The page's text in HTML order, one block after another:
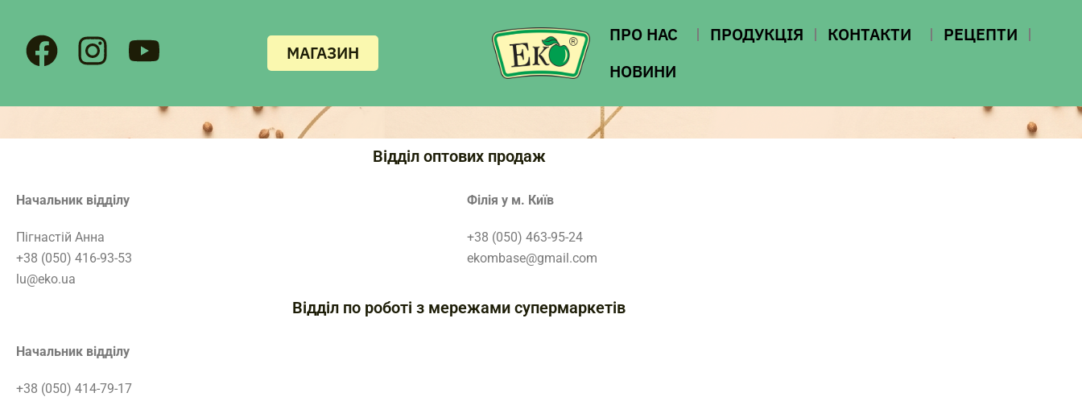
вмісту
МАГАЗИН
ПРО НАС ПРОДУКЦІЯ КОНТАКТИ
РЕЦЕПТИ
НОВИНИ
Відділ оптових продаж
Начальник відділу
Пігнастій Анна
+38 (050) 416-93-53
lu@eko.ua
Філія у м. Київ
+38 (050) 463-95-24
ekombase@gmail.com
Відділ по роботі з мережами супермаркетів
Начальник відділу
+38 (050) 414-79-17